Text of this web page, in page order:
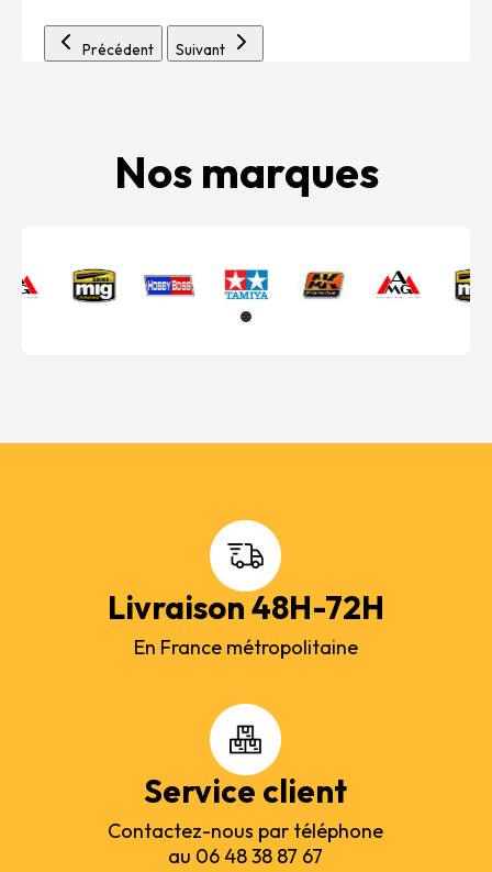
Précédent Suivant
Nos marques
Livraison 48H-72H
En France métropolitaine
Service client
Contactez-nous par téléphone
au 06 48 38 87 67